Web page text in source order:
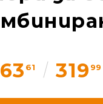
61 319 99